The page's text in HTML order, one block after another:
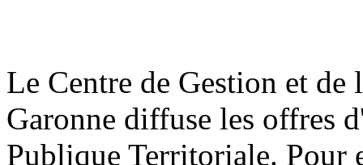
Le Centre de Gestion et
Garonne diffuse les offres
Publique Territoriale. Pour